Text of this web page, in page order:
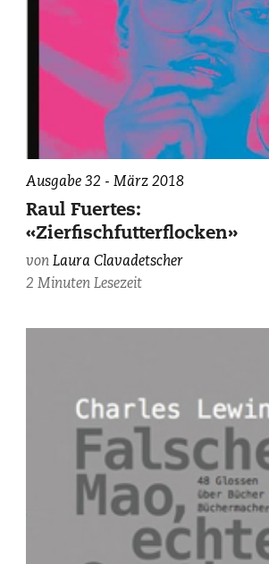
Ausgabe 32 - März 2018
Raul Fuertes:
«Zierfischfutterflocken»
vonLaura Clavadetscher
2 Minuten Lesezeit